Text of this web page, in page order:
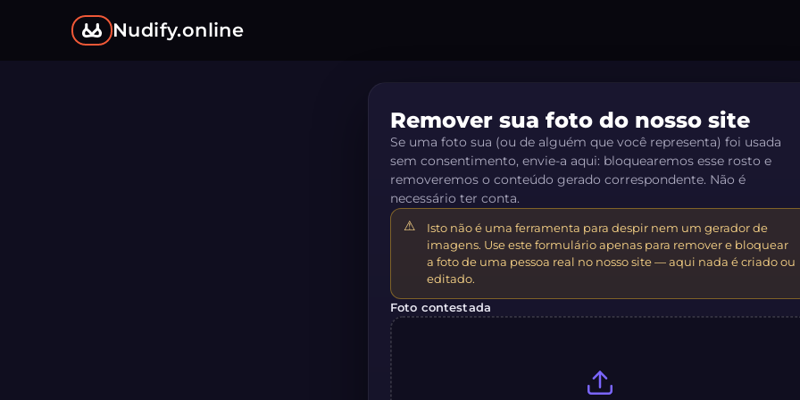
Nudify.online
Remover sua foto do nosso site
Se uma foto sua (ou de alguém que você representa) foi usada
sem consentimento, envie-a aqui: bloquearemos esse rosto e
removeremos o conteúdo gerado correspondente. Não é
necessário ter conta.
Isto não é uma ferramenta para despir nem um gerador de
imagens. Use este formulário apenas para remover e bloquear
a foto de uma pessoa real no nosso site — aqui nada é criado ou
editado.
Foto contestada